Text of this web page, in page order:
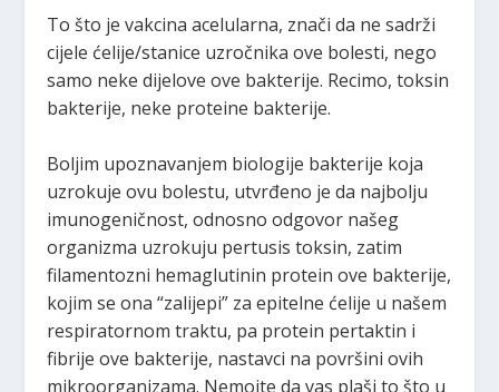
To što je vakcina acelularna, znači da ne sadrži
cijele ćelije/stanice uzročnika ove bolesti, nego
samo neke dijelove ove bakterije. Recimo, toksin
bakterije, neke proteine bakterije.
Boljim upoznavanjem biologije bakterije koja
uzrokuje ovu bolestu, utvrđeno je da najbolju
imunogeničnost, odnosno odgovor našeg
organizma uzrokuju pertusis toksin, zatim
filamentozni hemaglutinin protein ove bakterije,
kojim se ona “zalijepi” za epitelne ćelije u našem
respiratornom traktu, pa protein pertaktin i
fibrije ove bakterije, nastavci na površini ovih
mikroorganizama. Nemojte da vas plaši to što u